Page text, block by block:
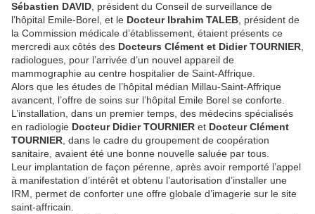
Sébastien DAVID , président du Conseil de surveillance de
l’hôpital Emile-Borel, et le Docteur Ibrahim TALEB , président de
la Commission médicale d’établissement, étaient présents ce
mercredi aux côtés des Docteurs Clément et Didier TOURNIER
radiologues, pour l’arrivée d’un nouvel appareil de
mammographie au centre hospitalier de Saint-Affrique.
Alors que les études de l’hôpital médian Millau-Saint-Affrique
avancent, l’offre de soins sur l’hôpital Emile Borel se conforte.
L’installation, dans un premier temps, des médecins spécialisés
en radiologie Docteur Didier TOURNIER et Docteur Clément
TOURNIER , dans le cadre du groupement de coopération
sanitaire, avaient été une bonne nouvelle saluée par tous.
Leur implantation de façon pérenne, après avoir remporté l’appel
à manifestation d’intérêt et obtenu l’autorisation d’installer une
IRM, permet de conforter une offre globale d’imagerie sur le site
saint-affricain.